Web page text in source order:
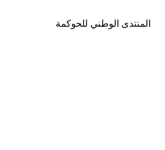
المنتدى الوطني للحوكمة